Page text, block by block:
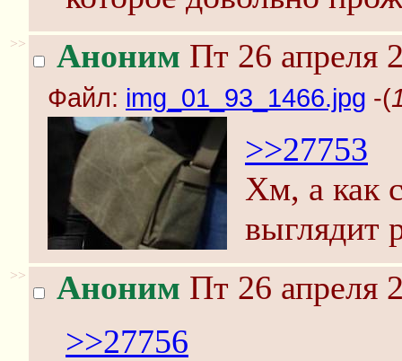
>> Аноним Пт 26 апреля
Файл: img_01_93_1466.jpg -(
>>27753
Хм, а как
выглядит
>> Аноним Пт 26 апреля
>>27756